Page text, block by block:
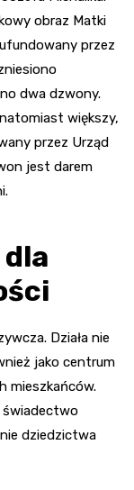
obraz Matki
przez
dwa dzwony.
większy,
przez Urząd
jest darem
Działa nie
jako centrum
mieszkańców.
świadectwo
dziedzictwa